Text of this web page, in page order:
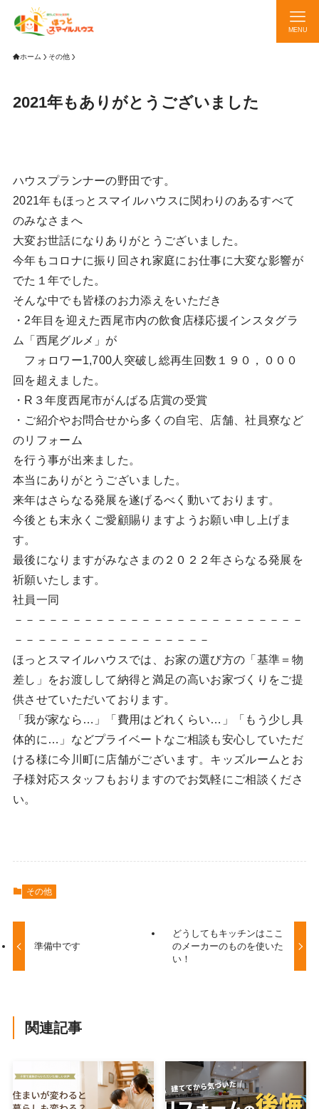
MENU
ホーム その他
2021年もありがとうございました
ハウスプランナーの野田です。
2021年もほっとスマイルハウスに関わりのあるすべて
のみなさまへ
大変お世話になりありがとうございました。
今年もコロナに振り回され家庭にお仕事に大変な影響が
でた１年でした。
そんな中でも皆様のお力添えをいただき
・2年目を迎えた西尾市内の飲食店様応援インスタグラ
ム「西尾グルメ」が
フォロワー1,700人突破し総再生回数１９０，０００
回を超えました。
・R３年度西尾市がんばる店賞の受賞
・ご紹介やお問合せから多くの自宅、店舗、社員寮など
のリフォーム
を行う事が出来ました。
本当にありがとうございました。
来年はさらなる発展を遂げるべく動いております。
今後とも末永くご愛顧賜りますようお願い申し上げま
す。
最後になりますがみなさまの２０２２年さらなる発展を
祈願いたします。
社員一同
－－－－－－－－－－－－－－－－－－－－－－－－－
－－－－－－－－－－－－－－－－－
ほっとスマイルハウスでは、お家の選び方の「基準＝物
差し」をお渡しして納得と満足の高いお家づくりをご提
供させていただいております。
「我が家なら…」「費用はどれくらい…」「もう少し具
体的に…」などプライベートなご相談も安心していただ
ける様に今川町に店舗がございます。キッズルームとお
子様対応スタッフもおりますのでお気軽にご相談くださ
い。
その他
準備中です
どうしてもキッチンはここ
のメーカーのものを使いた
い！
関連記事